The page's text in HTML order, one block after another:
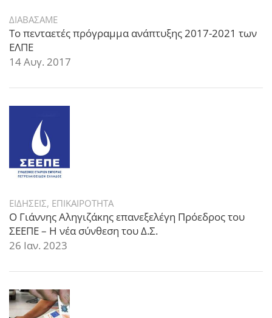
ΔΙΑΒΑΣΑΜΕ
Το πενταετές πρόγραμμα ανάπτυξης 2017-2021 των
ΕΛΠΕ
14 Αυγ. 2017
ΕΙΔΗΣΕΙΣ, ΕΠΙΚΑΙΡΟΤΗΤΑ
Ο Γιάννης Αληγιζάκης επανεξελέγη Πρόεδρος του
ΣΕΕΠΕ – Η νέα σύνθεση του Δ.Σ.
26 Ιαν. 2023